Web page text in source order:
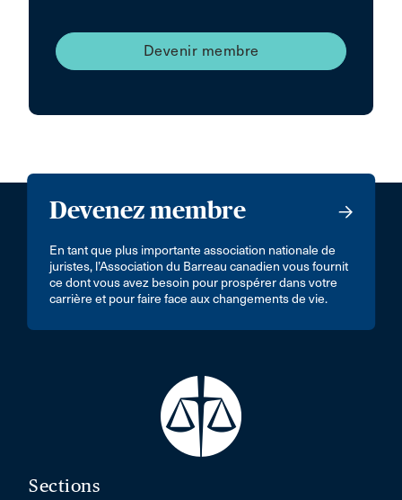
Devenir membre
Devenez membre
En tant que plus importante association nationale de
juristes, l’Association du Barreau canadien vous fournit
ce dont vous avez besoin pour prospérer dans votre
carrière et pour faire face aux changements de vie.
Sections